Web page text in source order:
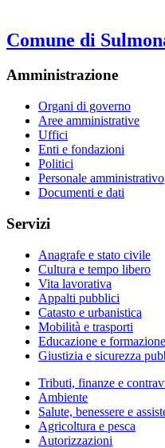
Comune di
Amministrazione
Organi di governo
Aree amministrative
Uffici
Enti e fondazioni
Politici
Personale amministrativo
Documenti e dati
Servizi
Anagrafe e stato civile
Cultura e tempo libero
Vita lavorativa
Appalti pubblici
Catasto e urbanistica
Mobilità e trasporti
Educazione e formazione
Giustizia e sicurezza
Tributi, finanze e
Ambiente
Salute, benessere e
Agricoltura e pesca
Autorizzazioni